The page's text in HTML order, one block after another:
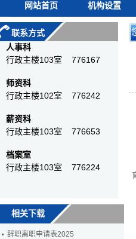
网站首页 机构设置
联系方式
人事科
行政主楼103室 776167
师资科
行政主楼102室 776242
薪资科
行政主楼103室 776653
档案室
行政主楼103室 776224
相关下载
辞职离职申请表2025